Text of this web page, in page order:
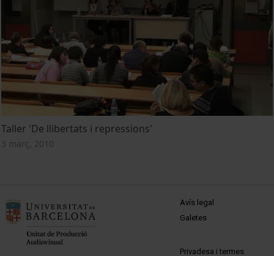
Taller 'De llibertats i repressions'
3 març, 2010
MENÚ PEU 1
Avís legal
Galetes
PEU 2
Privadesa i termes